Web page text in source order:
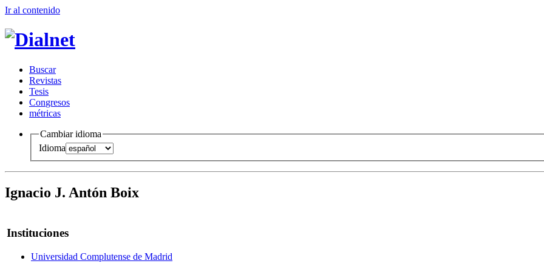
Ir al contenido
Buscar
Revistas
Tesis
Congresos
métricas
Cambiar idioma
Idioma
Ignacio J. Antón Boix
Instituciones
Universidad Complutense de Madrid